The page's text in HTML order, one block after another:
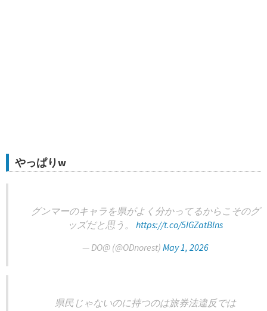
やっぱりw
グンマーのキャラを県がよく分かってるからこそのグ
ッズだと思う。 https://t.co/5IGZatBlns
— DO@ (@ODnorest) May 1, 2026
県民じゃないのに持つのは旅券法違反では